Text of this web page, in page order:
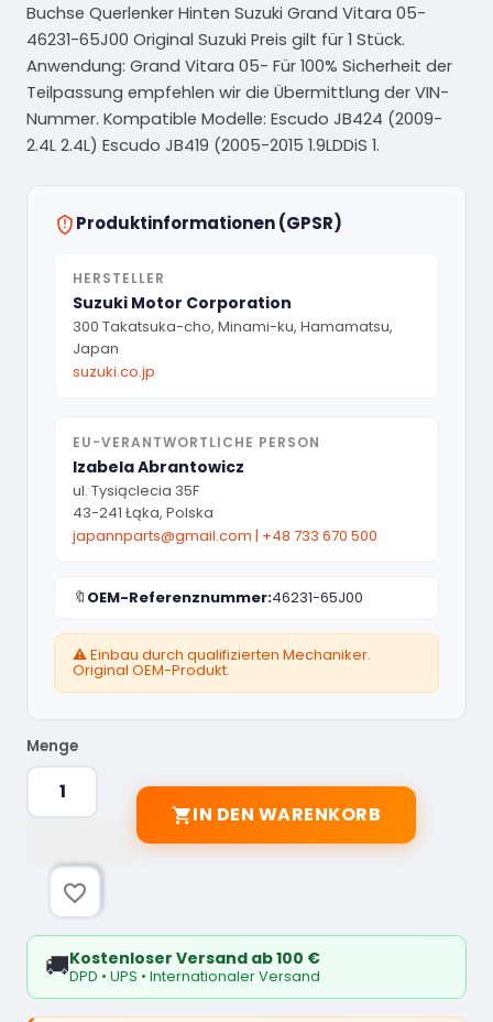
Buchse Querlenker Hinten Suzuki Grand Vitara 05-
46231-65J00 Original Suzuki Preis gilt für 1 Stück.
Anwendung: Grand Vitara 05- Für 100% Sicherheit der
Teilpassung empfehlen wir die Übermittlung der VIN-
Nummer. Kompatible Modelle: Escudo JB424 (2009-
2.4L 2.4L) Escudo JB419 (2005-2015 1.9LDDiS 1.
Produktinformationen (GPSR)
HERSTELLER
Suzuki Motor Corporation
300 Takatsuka-cho, Minami-ku, Hamamatsu,
Japan
suzuki.co.jp
EU-VERANTWORTLICHE PERSON
Izabela Abrantowicz
ul. Tysiąclecia 35F
43-241 Łąka, Polska
japannparts@gmail.com | +48 733 670 500
🔖 OEM-Referenznummer:46231-65J00
⚠️ Einbau durch qualifizierten Mechaniker.
Original OEM-Produkt.
Menge
IN DEN WARENKORB
favorite_border
🚚Kostenloser Versand ab 100 €
DPD • UPS • Internationaler Versand